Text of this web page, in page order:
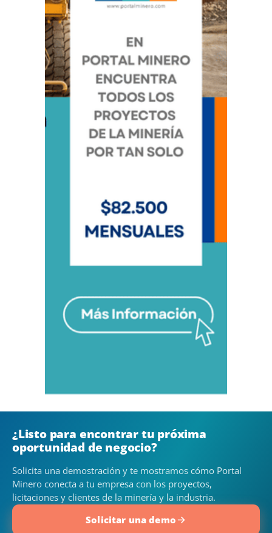
¿Listo para encontrar tu próxima
oportunidad de negocio?
Solicita una demostración y te mostramos cómo Portal
Minero conecta a tu empresa con los proyectos,
licitaciones y clientes de la minería y la industria.
Solicitar una demo